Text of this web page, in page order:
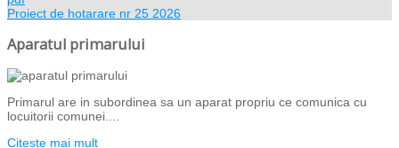
Proiect de hotarare nr 25 2026
Aparatul primarului
Primarul are in subordinea sa un aparat propriu ce comunica cu
locuitorii comunei....
Citeste mai mult